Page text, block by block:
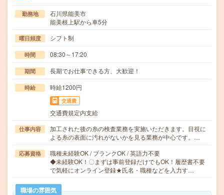
勤務地
石川県能美市
能美根上駅から車5分
曜日頻度 シフト制
時間 08:30～17:20
期間 長期でお仕事できる方、大歓迎！
時給 時給1200円
交通費
交通費規定内支給
仕事内容
加工された後の糸の検査業務を実施いただきます。目視に
よる糸の表面に汚れがないかを見る業務が中心です。…
応募資格
職種未経験OK / ブランクOK / 英語力不要
◆未経験OK！〇まずは事前登録だけでもOK！履歴書不要
で気軽にオンライン登録★氏名・職種などを入力す…
職場の雰囲気